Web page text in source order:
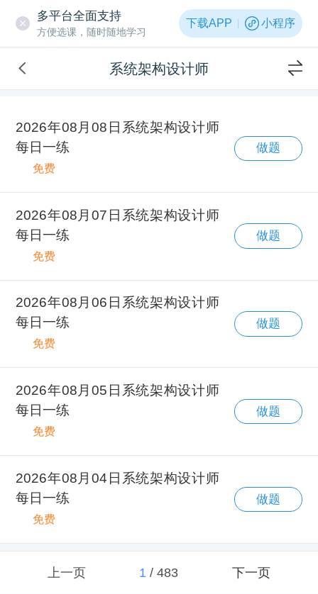
多平台全面支持
方便选课，随时随地学习
下载APP 小程序
系统架构设计师
2026年08月08日系统架构设计师
每日一练
免费
做题
2026年08月07日系统架构设计师
每日一练
免费
做题
2026年08月06日系统架构设计师
每日一练
免费
做题
2026年08月05日系统架构设计师
每日一练
免费
做题
2026年08月04日系统架构设计师
每日一练
免费
做题
上一页 1/ 483 下一页